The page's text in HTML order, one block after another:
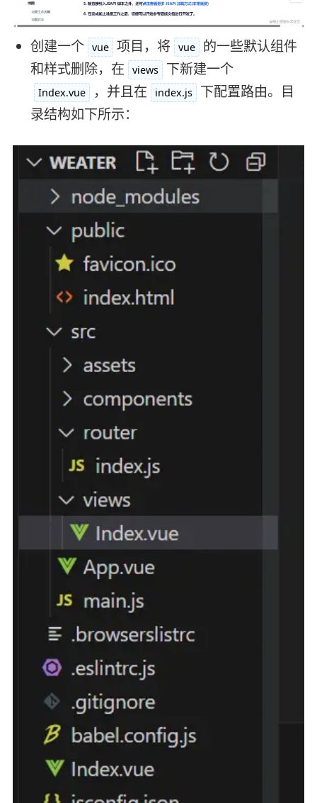
创建一个 vue 项目，将 vue
的一些默认组件
和样式删除，在
views 下新建一个
Index.vue ，并且在 index.js
下配置路由。目
录结构如下所示：